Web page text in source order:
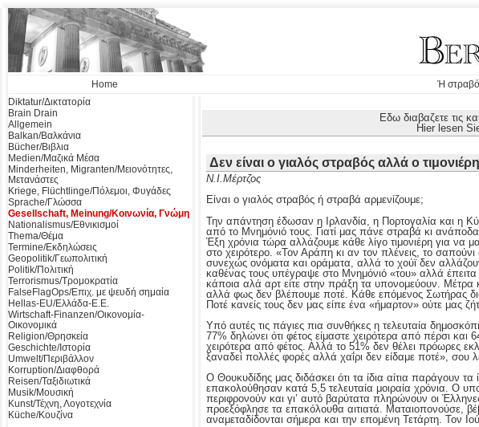
Home Ή
Diktatur/Δικτατορία
Brain Drain
Allgemein
Balkan/Βαλκάνια
Bücher/Βιβλια
Medien/Μαζικά Μέσα
Minderheiten, Migranten/Μειονότητες,
Μετανάστες
Kriege, Flüchtlinge/Πόλεμοι, Φυγάδες
Sprache/Γλώσσα
Gesellschaft, Meinung/Κοινωνία, Γνώμη
Nationalismus/Εθνικισμοί
Thema/Θέμα
Termine/Εκδηλώσεις
Geopolitik/Γεωπολιτική
Politik/Πολιτική
Terrorismus/Τρομοκρατία
FalseFlagOps/Επιχ. με ψευδή σημαία
Hellas-EU/Ελλάδα-Ε.Ε.
Wirtschaft-Finanzen/Οικονομία-
Οικονομικά
Religion/Θρησκεία
Geschichte/Ιστορία
Umwelt/Περιβάλλον
Korruption/Διαφθορά
Reisen/Ταξιδιωτικά
Musik/Μουσική
Kunst/Τέχνη, Λογοτεχνία
Küche/Κουζίνα
Εδω διαβαζετε τις
Hier lesen
Δεν είναι ο γιαλός στραβός αλλά ο
Ν.Ι.Μέρτζος
Είναι ο γιαλός στραβός ή στραβά αρμενίζουμε;
Την απάντηση έδωσαν η Ιρλανδία, η Πορτογαλία και η
από το Μνημόνιό τους. Γιατί μας πάνε στραβά κι
Έξη χρόνια τώρα αλλάζουμε κάθε λίγο τιμονιέρη για
στο χειρότερο. «Τον Αράπη κι αν τον πλένεις, το
συνεχώς ονόματα και οράματα, αλλά το χούϊ δεν
καθένας τους υπέγραψε στο Μνημόνιό «του» αλλά έπειτα
κάποια αλά αρτ είτε στην πράξη τα υπονομεύουν. Μέτρα
αλλά φως δεν βλέπουμε ποτέ. Κάθε επόμενος Σωτήρας
Ποτέ κανείς τους δεν μας είπε ένα «ήμαρτον» ούτε μας
Υπό αυτές τις πάγιες πια συνθήκες η τελευταία
77% δηλώνει ότι φέτος είμαστε χειρότερα από πέρσι και
χειρότερα από φέτος. Αλλά το 51% δεν θέλει πρόωρες
ξαναδεί πολλές φορές αλλά χαΐρι δεν είδαμε ποτέ», σου
Ο Θουκυδίδης μας διδάσκει ότι τα ίδια αίτια παράγουν
επακολούθησαν κατά 5,5 τελευταία μοιραία χρόνια. Ο
περιφρονούν και γι’ αυτό βαρύτατα πληρώνουν οι
προεξόφλησε τα επακόλουθα αιτιατά. Ματαιοπονούσε,
αναμεταδίδονται σήμερα και την επομένη Τετάρτη. Τον